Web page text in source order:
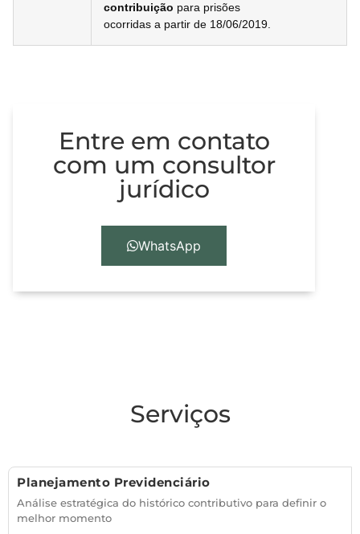
Entre em contato
com um consultor
jurídico
WhatsApp
contribuição para prisões
ocorridas a partir de 18/06/2019.
Serviços
Planejamento Previdenciário
Análise estratégica do histórico contributivo para definir o
melhor momento